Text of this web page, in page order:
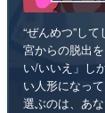
“ぜんめつ”し
宮からの脱出
い/いいえ」し
い人形になっ
選ぶのは、あな